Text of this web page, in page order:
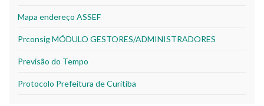
Mapa endereço ASSEF
Prconsig MÓDULO GESTORES/ADMINISTRADORES
Previsão do Tempo
Protocolo Prefeitura de Curitiba